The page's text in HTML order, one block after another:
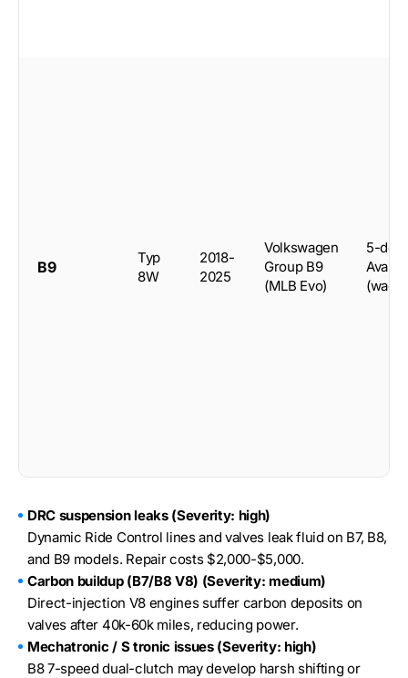
B9
Typ
8W
2018-
2025
Volkswagen
Group B9
(MLB Evo)
5-
Avant
DRC suspension leaks (Severity: high)
Dynamic Ride Control lines and valves leak fluid on B7, B8,
and B9 models. Repair costs $2,000-$5,000.
Carbon buildup (B7/B8 V8) (Severity: medium)
Direct-injection V8 engines suffer carbon deposits on
valves after 40k-60k miles, reducing power.
Mechatronic / S tronic issues (Severity: high)
B8 7-speed dual-clutch may develop harsh shifting or